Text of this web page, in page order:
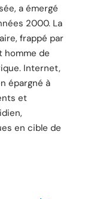
a émergé
2000. La
frappé par
homme de
Internet,
épargné à
et
en cible de